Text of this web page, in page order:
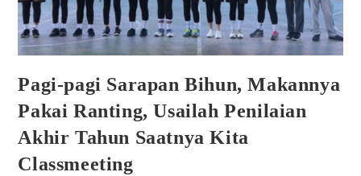
Pagi-pagi Sarapan Bihun, Makannya
Pakai Ranting, Usailah Penilaian
Akhir Tahun Saatnya Kita
Classmeeting